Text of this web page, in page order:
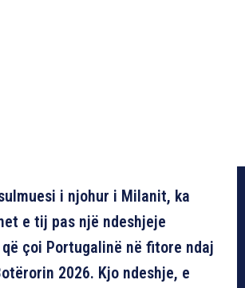
i njohur i Milanit, ka
e tij pas një ndeshjeje
çoi Portugalinë në fitore ndaj
2026. Kjo ndeshje, e